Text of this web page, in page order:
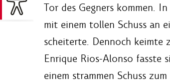
Tor des Gegners kommen.
mit einem tollen Schuss an
scheiterte. Dennoch keimte
Enrique Rios-Alonso fasste
einem strammen Schuss